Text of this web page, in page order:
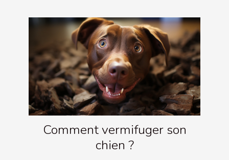
Comment vermifuger son
chien ?